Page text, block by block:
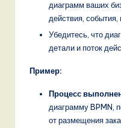
диаграмм ваших
действия,
Убедитесь, что
детали и поток
Пример:
Процесс
диаграмму BPMN,
от размещения